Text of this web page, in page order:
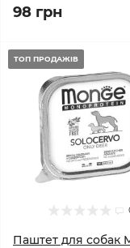
98 грн
ТОП ПРОДАЖІВ
Паштет для собак